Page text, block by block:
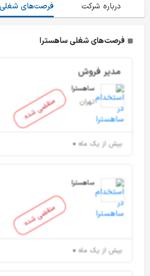
درباره شرکت فرصت‌های شغلی
فرصت‌های شغلی ساهسترا
منقضی شده
مدیر فروش
ساهسترا
تهران
بیش از یک ماه
منقضی شده
ساهسترا
بیش از یک ماه